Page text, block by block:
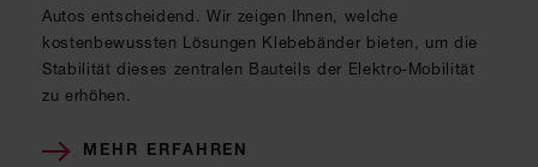
Autos entscheidend. Wir zeigen Ihnen, welche
kostenbewussten Lösungen Klebebänder bieten, um die
Stabilität dieses zentralen Bauteils der Elektro-Mobilität
zu erhöhen.
MEHR ERFAHREN